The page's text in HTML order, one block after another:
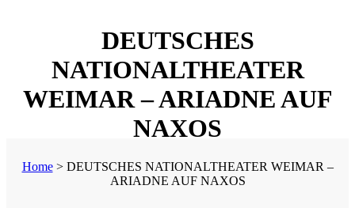
DEUTSCHES
NATIONALTHEATER
WEIMAR – ARIADNE AUF
NAXOS
Home> DEUTSCHES NATIONALTHEATER WEIMAR –
ARIADNE AUF NAXOS